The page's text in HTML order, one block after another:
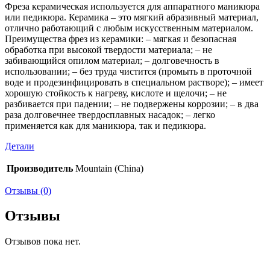
Фреза керамическая используется для аппаратного маникюра
или педикюра. Керамика – это мягкий абразивный материал,
отлично работающий с любым искусственным материалом.
Преимущества фрез из керамики: – мягкая и безопасная
обработка при высокой твердости материала; – не
забивающийся опилом материал; – долговечность в
использовании; – без труда чистится (промыть в проточной
воде и продезинфицировать в специальном растворе); – имеет
хорошую стойкость к нагреву, кислоте и щелочи; – не
разбивается при падении; – не подвержены коррозии; – в два
раза долговечнее твердосплавных насадок; – легко
применяется как для маникюра, так и педикюра.
Детали
Производитель Mountain (China)
Отзывы (0)
Отзывы
Отзывов пока нет.